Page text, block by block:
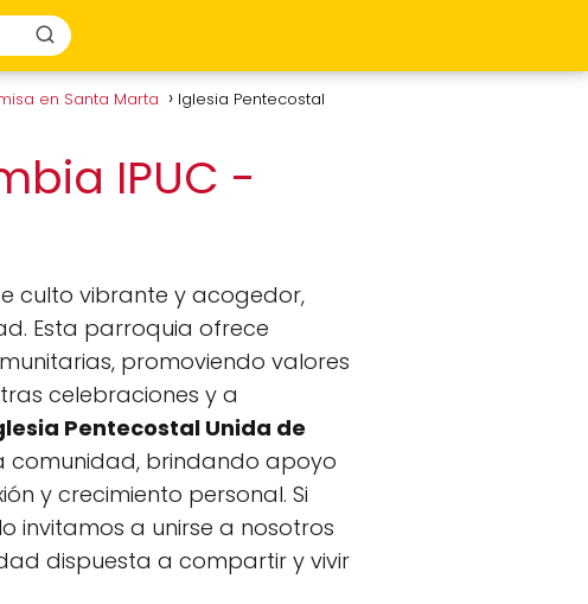
en Santa Marta
Iglesia Pentecostal
IPUC -
culto vibrante y acogedor,
Esta parroquia ofrece
promoviendo valores
celebraciones y a
Pentecostal Unida de
comunidad, brindando apoyo
y crecimiento personal. Si
invitamos a unirse a nosotros
dispuesta a compartir y vivir